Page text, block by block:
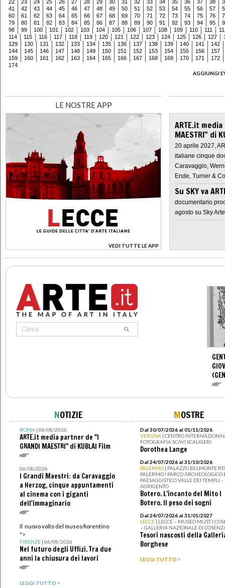
22 23 24 25 26 27 28 29 30 31 32 33 34 35 36 37 38
41
42 43 44 45 46 47 48 49 50 51 52 53 54 55 56 57
60
61 62 63 64 65 66 67 68 69 70 71 72 73 74 75 76
79
80 81 82 83 84 85 86 87 88 89 90 91 92 93 94 95
98
99 100 101 102 103 104 105 106 107 108 109 110 111
114
115 116 117 118 119 120 121 122 123 124 125 126 127
129
130 131 132 133 134 135 136 137 138 139 140 141
142
144
145 146 147 148 149 150 151 152 153 154 155 156
157
159
160 161 162 163 164 165 166 167 168 169 170 171
172
174
AGGIUNGI
LE NOSTRE APP
VEDI TUTTE LE APP
>
ARTE.it
MAESTRI" di
20 aprile 2027,
italiane cinque
Caravaggio,
Ende, Turner &
Su SKY va
documentario
agosto su Sky Arte
NOTIZIE
ROMA| 06/08/2026
ARTE.it media partner de "I
GRANDI MAESTRI" di KUBLAI Film
06/08/2026
I Grandi Maestri: da Caravaggio
a Herzog, cinque appuntamenti
al cinema con i giganti
dell'immaginario
Il nuovo volto del museo fiorentino
">
FIRENZE| 06/08/2026
Nel futuro degli Uffizi. Tra due
anni la chiusura dei lavori
LEGGI TUTTO >
MOSTRE
Dal 30/07/2026 al 01/11/2026
VERONA | CENTRO
FOTOGRAFIA SCAVI SCALIGERI
Dorothea Lange
Dal 24/07/2026 al 31/10/2026
PALERMO | PALAZZO BELMONTE
PALERMO I PARCO ARCHEOLOGICO
PAESAGGISTICO VALLE DEI TEMPLI -
AGRIGENTO
Botero. L’incanto del Mito I
Botero. Il peso dei sogni
Dal 24/07/2026 al 31/01/2027
LECCE | LECCE – MUSEO MUST I
– GALLERIA NAZIONALE DI
Tesori nascosti della
Borghese
LEGGI TUTTO >